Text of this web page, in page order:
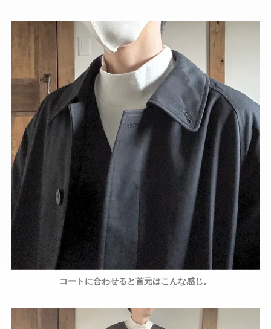
コートに合わせると首元はこんな感じ。